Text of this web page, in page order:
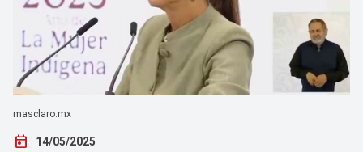
masclaro.mx
today 14/05/2025